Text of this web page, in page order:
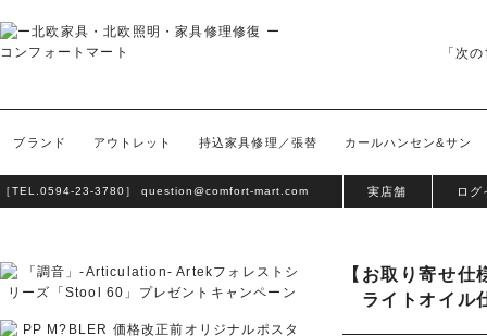
「次
ブランド アウトレット 持込家具修理／張替 カールハンセン&サン
［TEL. 0594-23-3780］ question@comfort-mart.com 実店舗 ログ
【お取り寄せ
ライトオイル